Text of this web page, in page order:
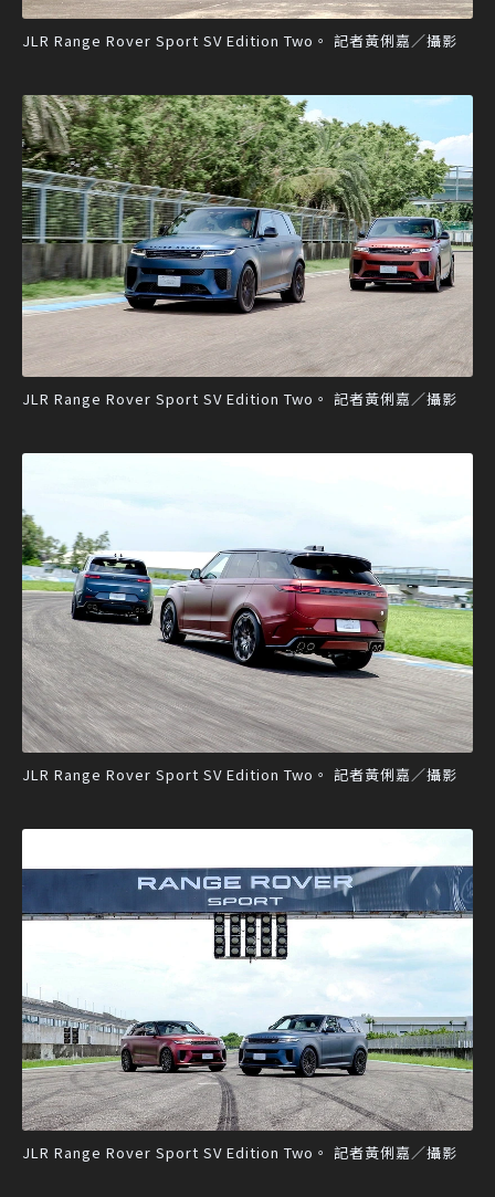
JLR Range Rover Sport SV Edition Two。 記者黃俐嘉／攝影
JLR Range Rover Sport SV Edition Two。 記者黃俐嘉／攝影
JLR Range Rover Sport SV Edition Two。 記者黃俐嘉／攝影
JLR Range Rover Sport SV Edition Two。 記者黃俐嘉／攝影